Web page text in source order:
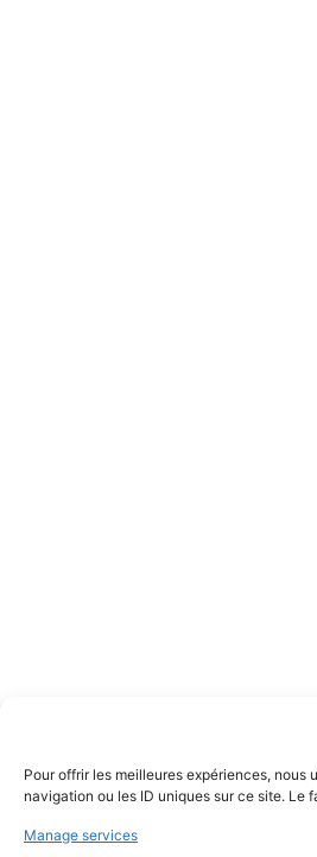
Pour offrir les meilleures expériences,
navigation ou les ID uniques sur ce site.
Manage services